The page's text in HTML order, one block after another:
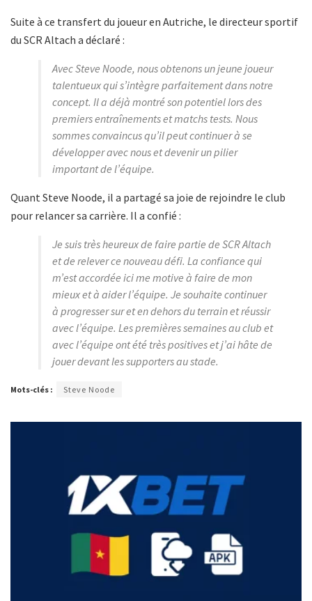
Suite à ce transfert du joueur en Autriche, le directeur sportif
du SCR Altach a déclaré :
Avec Steve Noode, nous obtenons un jeune joueur
talentueux qui s’intègre parfaitement dans notre
concept. Il a déjà montré son potentiel lors des
premiers entraînements et matchs tests. Nous
sommes convaincus qu’il peut continuer à se
développer avec nous et devenir un pilier
important de l’équipe.
Quant Steve Noode, il a partagé sa joie de rejoindre le club
pour relancer sa carrière. Il a confié :
Je suis très heureux de faire partie de SCR Altach
et de relever ce nouveau défi. La confiance qui
m’est accordée ici me motive à faire de mon
mieux et à aider l’équipe. Je souhaite continuer
à progresser sur et en dehors du terrain et réussir
avec l’équipe. Les premières semaines au club et
avec l’équipe ont été très positives et j’ai hâte de
jouer devant les supporters au stade.
Mots-clés : Steve Noode